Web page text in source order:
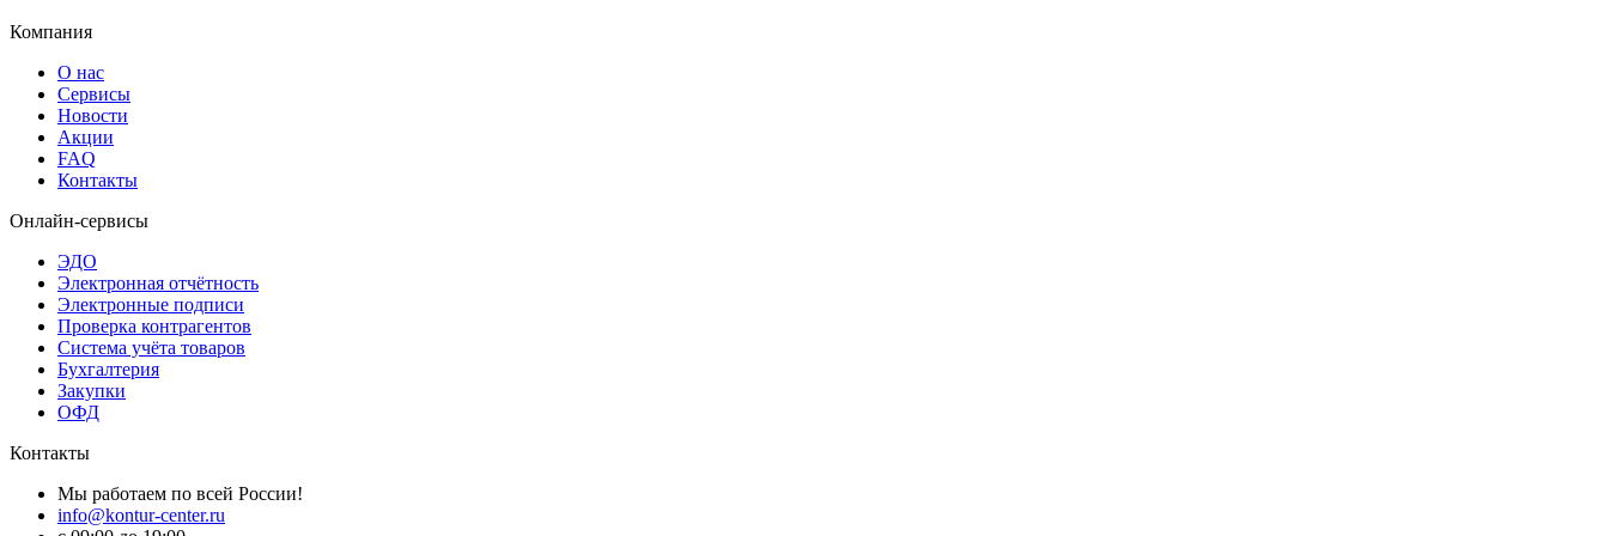
Компания
О нас
Сервисы
Новости
Акции
FAQ
Контакты
Онлайн-сервисы
ЭДО
Электронная отчётность
Электронные подписи
Проверка контрагентов
Система учёта товаров
Бухгалтерия
Закупки
ОФД
Контакты
Мы работаем по всей России!
info@kontur-center.ru